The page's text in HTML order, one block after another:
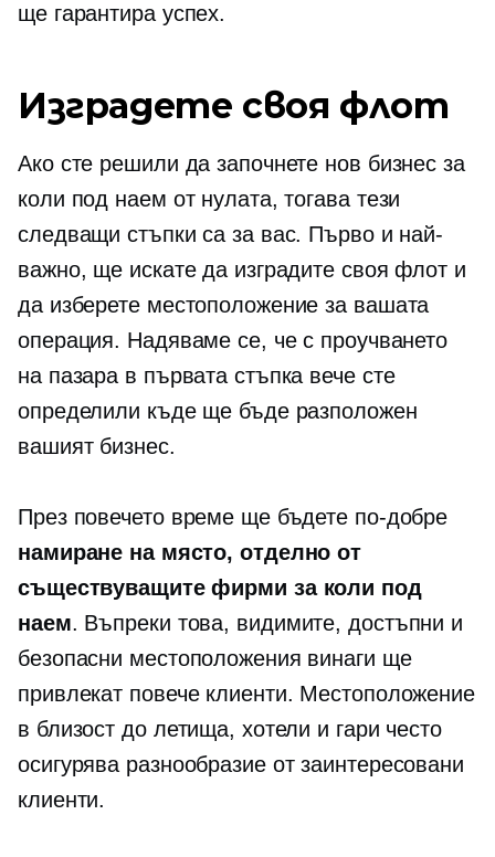
ще гарантира успех.
Изградете своя флот
Ако сте решили да започнете нов бизнес за
коли под наем от нулата, тогава тези
следващи стъпки са за вас. Първо и най-
важно, ще искате да изградите своя флот и
да изберете местоположение за вашата
операция. Надяваме се, че с проучването
на пазара в първата стъпка вече сте
определили къде ще бъде разположен
вашият бизнес.
През повечето време ще бъдете по-добре
намиране на място, отделно от
съществуващите фирми за коли под
наем. Въпреки това, видимите, достъпни и
безопасни местоположения винаги ще
привлекат повече клиенти. Местоположение
в близост до летища, хотели и гари често
осигурява разнообразие от заинтересовани
клиенти.